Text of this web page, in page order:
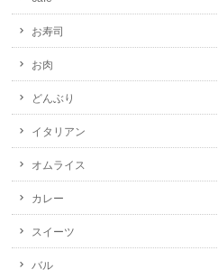
お寿司
お肉
どんぶり
イタリアン
オムライス
カレー
スイーツ
バル